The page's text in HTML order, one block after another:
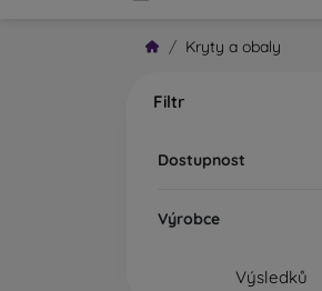
Kryty a obaly
Filtr
Dostupnost
Výrobce
Výsledků